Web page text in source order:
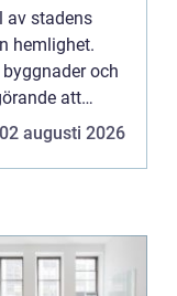
av stadens
hemlighet.
och
att
02 augusti 2026